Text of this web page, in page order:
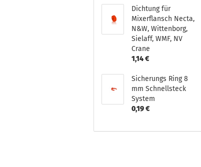
Dichtung für
Mixerflansch Necta,
N&W, Wittenborg,
Sielaff, WMF, NV
Crane
1,14 €
Sicherungs Ring 8
mm Schnellsteck
System
0,19 €